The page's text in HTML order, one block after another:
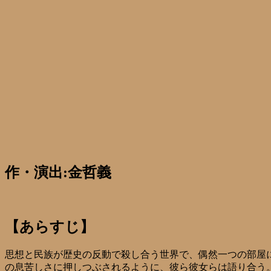
作・演出:金哲義
【あらすじ】
思想と民族が歴史の反動で殺し合う世界で、偶然一つの部
の息苦しさに押しつぶされるように、彼ら彼女らは語り合